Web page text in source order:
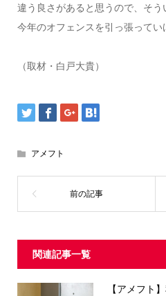
違う良さがあると思うので、そ
今年のオフェンスを引っ張ってい
（取材・白戸大貴）
アメフト
関連記事一覧
【アメフト